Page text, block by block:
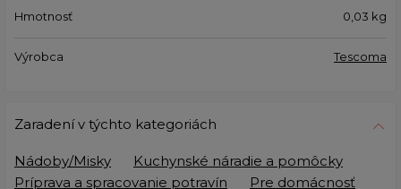
Hmotnosť 0,03 kg
Výrobca Tescoma
Zaradení v týchto kategoriách
Nádoby/Misky
Kuchynské náradie a pomôcky
Príprava a spracovanie potravín
Pre domácnosť